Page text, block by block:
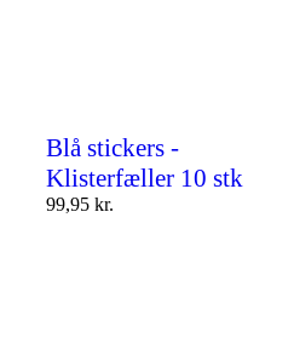
Blå stickers -
Klisterfæller 10 stk
99,95 kr.